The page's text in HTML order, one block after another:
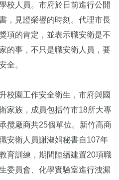
校人員。市府於日前進行公開
，見證榮譽的時刻。代理市長
項的肯定，並表示職安衛是不
的事，不只是職安衛人員，要
全。
校園工作安全衛生，市府與國
家族，成員包括竹市18所大專
攬廠商共25個單位。新竹高商
安衛人員謝淑娟秘書自107年
育訓練，期間陸續建置20項職
委員會、化學實驗室進行洩漏